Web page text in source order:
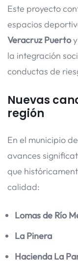
Este proyecto
espacios
Veracruz Puertoy
la integración
conductas de
Nuevas
región
En el municipio
avances
que
calidad:
Lomas de Río
La Pinera
Hacienda La